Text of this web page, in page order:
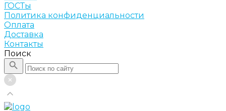
ГОСТы
Политика конфиденциальности
Оплата
Доставка
Контакты
Поиск